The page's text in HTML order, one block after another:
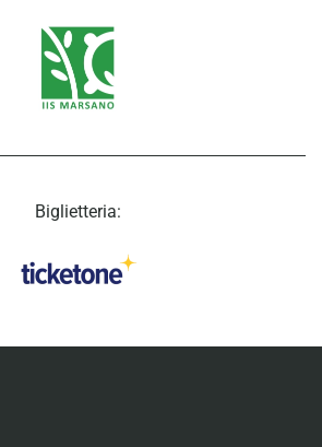
Biglietteria: